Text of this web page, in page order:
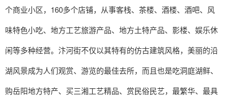
个商业小区，160多个店铺，从事客栈、茶楼、酒楼、酒吧、风
味特色小吃、地方工艺旅游产品、地方土特产品、影楼、娱乐休
闲等多种经营。汴河街不仅以其特有的仿古建筑风格，美丽的沿
湖风景成为人们观赏、游览的最佳去所，而且也是吃洞庭湖鲜、
购岳阳地方特产、买三湘工艺精品、赏民俗民艺，最繁华、最具